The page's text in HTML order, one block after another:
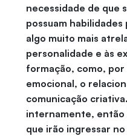
necessidade de que
possuam
algo muito mais
personalidade e às
formação, como,
emocional, o
comunicação
internamente, então
que irão ingressar